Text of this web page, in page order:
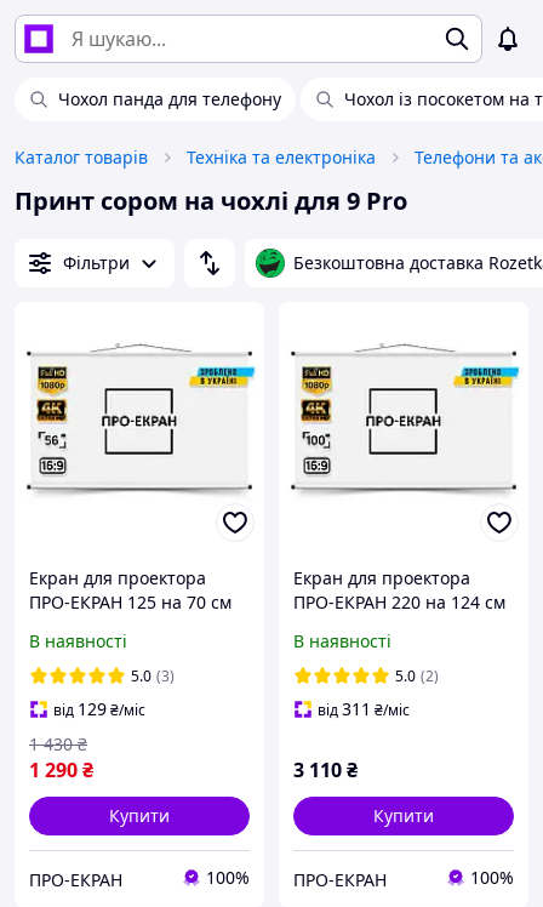
Чохол панда для телефону Чохол із посокетом на
Каталог товарів Техніка та електроніка Телефони та
Принт сором на чохлі для 9 Pro
Фільтри Безкоштовна доставка
Екран для проектора
ПРО-ЕКРАН 125 на 70 см
В наявності
5.0 (3)
від 129₴/міс
1 290₴
1 430 ₴
Купити
ПРО-ЕКРАН 100%
Екран для проектора
ПРО-ЕКРАН 220 на 124 см
В наявності
5.0 (2)
від311 ₴/міс
3 110₴
Купити
ПРО-ЕКРАН 100%